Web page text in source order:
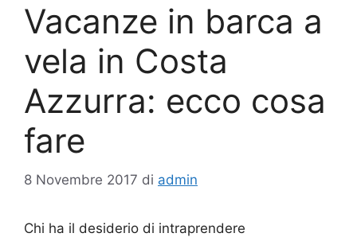
Vacanze in barca a
vela in Costa
Azzurra: ecco cosa
fare
8 Novembre 2017 di admin
Chi ha il desiderio di intraprendere